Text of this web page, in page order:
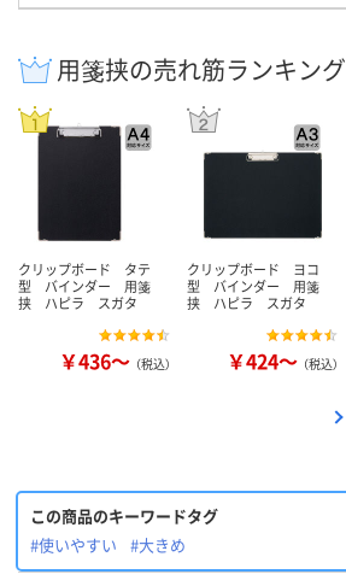
用箋挟の売れ筋ランキング
クリップボード タテ
型 バインダー 用箋
挟 ハピラ スガタ
￥436～ （税込）
クリップボード ヨコ
型 バインダー 用箋
挟 ハピラ スガタ
￥424～ （税込）
この商品のキーワードタグ
#使いやすい
#大きめ